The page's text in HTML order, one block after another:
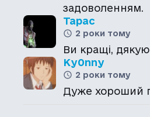
задоволенням.
Тарас
2 роки тому
Ви кращі,
Ky0nny
2 роки тому
Дуже хороший